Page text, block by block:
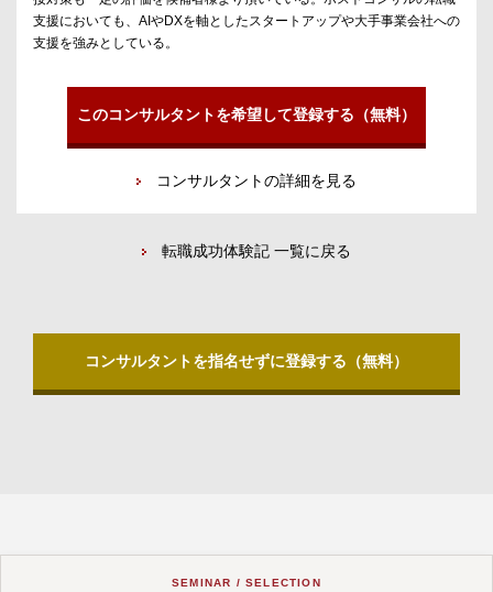
支援においても、AIやDXを軸としたスタートアップや大手事業会社への
支援を強みとしている。
このコンサルタントを希望して登録する（無料）
コンサルタントの詳細を見る
転職成功体験記 一覧に戻る
コンサルタントを指名せずに登録する（無料）
SEMINAR / SELECTION